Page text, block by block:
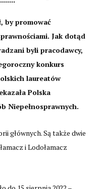
by promować
Jak dotąd
byli pracodawcy,
konkurs
laureatów
Polska
Niepełnosprawnych.
głównych. Są także dwie
i Lodołamacz